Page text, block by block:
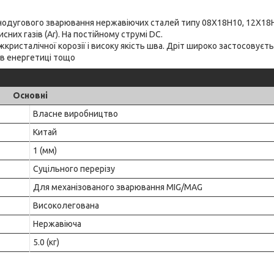
зварювання нержавіючих сталей типу 08Х18Н10,
газів (Ar). На постійному струмі DC.
корозії і високу якість шва. Дріт широко
енергетиці тощо
Основні
Власне виробництво
Китай
1 (мм)
Суцільного перерізу
Для механізованого зварювання MIG/MAG
Високолегована
Нержавіюча
5.0 (кг)